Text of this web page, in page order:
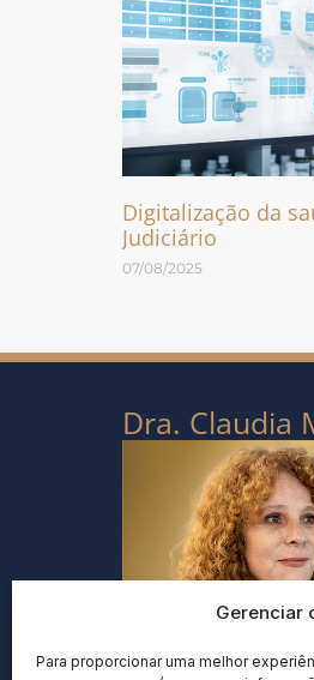
Gerenciar
Para proporcionar uma melhor
Digitalização da
Judiciário
07/08/2025
Dra. Claudia